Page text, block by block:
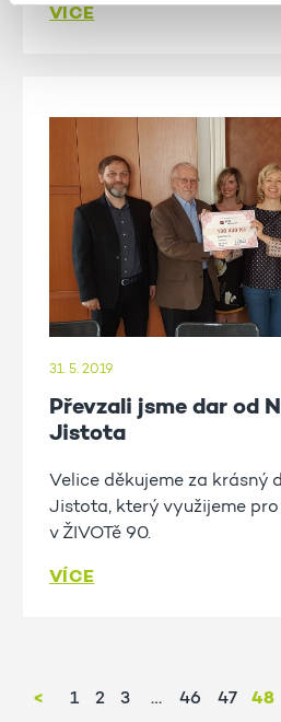
VÍCE
31. 5. 2019
Převzali jsme dar od
Jistota
Velice děkujeme za krásný
Jistota, který využijeme
v ŽIVOTě 90.
VÍCE
< 1 2 3 46 47 48